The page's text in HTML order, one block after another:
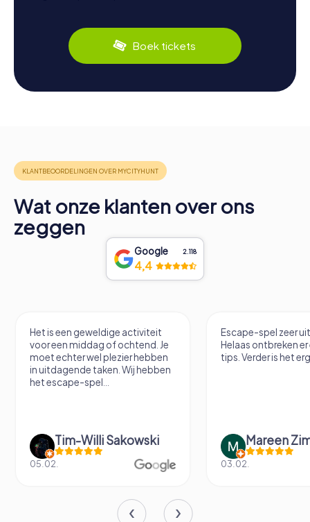
Boek tickets
Wat onze klanten over ons
zeggen
Google 2.118
4,4
Het is een geweldige activiteit
voor een middag of ochtend. Je
moet echter wel plezier hebben
in uitdagende taken. Wij hebben
het escape-spel...
Tim-Willi Sakowski
05.02.
Escape-spel zeer
Helaas ontbreken er
tips. Verder is het
Mareen
03.02.